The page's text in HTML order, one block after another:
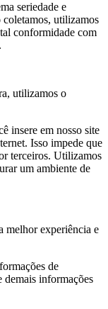
seriedade e
utilizamos
conformidade com
.
utilizamos o
insere em nosso site
Isso impede que
terceiros. Utilizamos
um ambiente de
melhor experiência e
de
demais informações